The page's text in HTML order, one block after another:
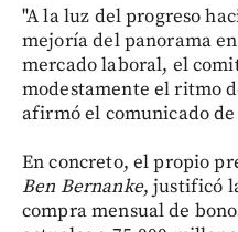
"A la luz del progreso
mejoría del panorama
mercado laboral, el
modestamente el ritmo
afirmó el comunicado
En concreto, el propio
Ben Bernanke, justificó
compra mensual de